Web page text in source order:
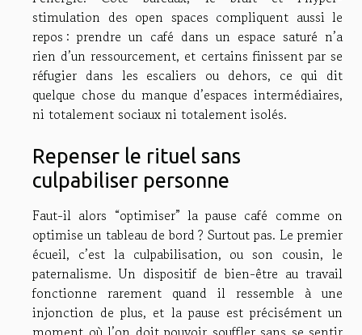
stimulation des open spaces compliquent aussi le
repos : prendre un café dans un espace saturé n’a
rien d’un ressourcement, et certains finissent par se
réfugier dans les escaliers ou dehors, ce qui dit
quelque chose du manque d’espaces intermédiaires,
ni totalement sociaux ni totalement isolés.
Repenser le rituel sans
culpabiliser personne
Faut-il alors “optimiser” la pause café comme on
optimise un tableau de bord ? Surtout pas. Le premier
écueil, c’est la culpabilisation, ou son cousin, le
paternalisme. Un dispositif de bien-être au travail
fonctionne rarement quand il ressemble à une
injonction de plus, et la pause est précisément un